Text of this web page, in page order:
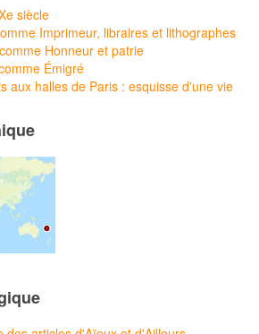
siècle
Imprimeur, libraires et lithographes
Honneur et patrie
Émigré
aux halles de Paris : esquisse d'une vie